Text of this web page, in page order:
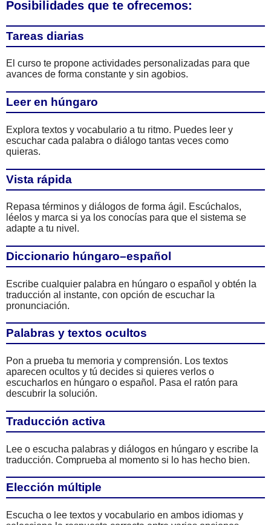
Posibilidades que te ofrecemos:
Tareas diarias
El curso te propone actividades personalizadas para que
avances de forma constante y sin agobios.
Leer en húngaro
Explora textos y vocabulario a tu ritmo. Puedes leer y
escuchar cada palabra o diálogo tantas veces como
quieras.
Vista rápida
Repasa términos y diálogos de forma ágil. Escúchalos,
léelos y marca si ya los conocías para que el sistema se
adapte a tu nivel.
Diccionario húngaro–español
Escribe cualquier palabra en húngaro o español y obtén la
traducción al instante, con opción de escuchar la
pronunciación.
Palabras y textos ocultos
Pon a prueba tu memoria y comprensión. Los textos
aparecen ocultos y tú decides si quieres verlos o
escucharlos en húngaro o español. Pasa el ratón para
descubrir la solución.
Traducción activa
Lee o escucha palabras y diálogos en húngaro y escribe la
traducción. Comprueba al momento si lo has hecho bien.
Elección múltiple
Escucha o lee textos y vocabulario en ambos idiomas y